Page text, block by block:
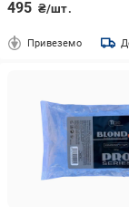
495 ₴/шт.
Привеземо